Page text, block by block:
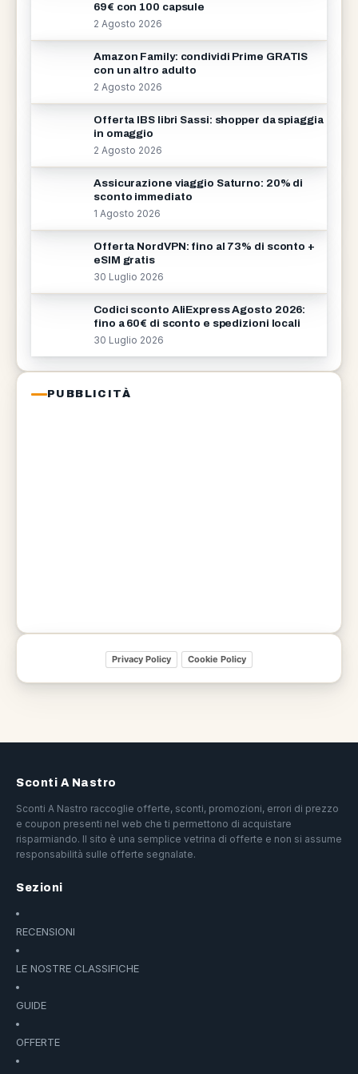
69€ con 100 capsule
2 Agosto 2026
Amazon Family: condividi Prime GRATIS
con un altro adulto
2 Agosto 2026
Offerta IBS libri Sassi: shopper da spiaggia
in omaggio
2 Agosto 2026
Assicurazione viaggio Saturno: 20% di
sconto immediato
1 Agosto 2026
Offerta NordVPN: fino al 73% di sconto +
eSIM gratis
30 Luglio 2026
Codici sconto AliExpress Agosto 2026:
fino a 60€ di sconto e spedizioni locali
30 Luglio 2026
PUBBLICITÀ
Privacy Policy Cookie Policy
Sconti A Nastro
Sconti A Nastro raccoglie offerte, sconti, promozioni, errori di prezzo
e coupon presenti nel web che ti permettono di acquistare
risparmiando. Il sito è una semplice vetrina di offerte e non si assume
responsabilità sulle offerte segnalate.
Sezioni
RECENSIONI
LE NOSTRE CLASSIFICHE
GUIDE
OFFERTE